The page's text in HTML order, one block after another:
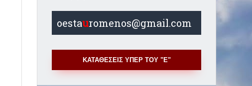
oestauromenos@gmail.com
ΚΑΤΑΘΕΣΕΙΣ ΥΠΕΡ ΤΟΥ "Ε"